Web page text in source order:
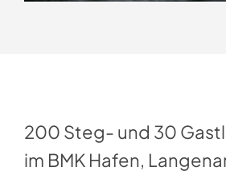
200 Steg- und 30
im BMK Hafen,